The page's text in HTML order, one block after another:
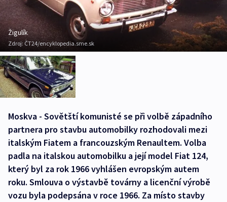
Žigulík
Zdroj: ČT24/encyklopedia.sme.sk
Moskva - Sovětští komunisté se při volbě západního
partnera pro stavbu automobilky rozhodovali mezi
italským Fiatem a francouzským Renaultem. Volba
padla na italskou automobilku a její model Fiat 124,
který byl za rok 1966 vyhlášen evropským autem
roku. Smlouva o výstavbě továrny a licenční výrobě
vozu byla podepsána v roce 1966. Za místo stavby